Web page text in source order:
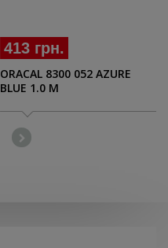
413 грн.
ORACAL 8300 052 AZURE
BLUE 1.0 M